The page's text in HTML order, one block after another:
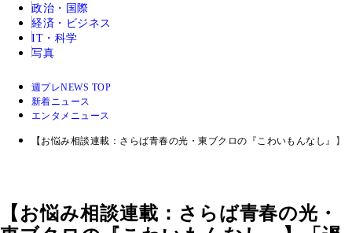
政治・国際
経済・ビジネス
IT・科学
写真
週プレNEWS TOP
新着ニュース
エンタメニュース
【お悩み相談連載：さらば青春の光・東ブクロの『こわいもんなし』
【お悩み相談連載：さらば青春の光・